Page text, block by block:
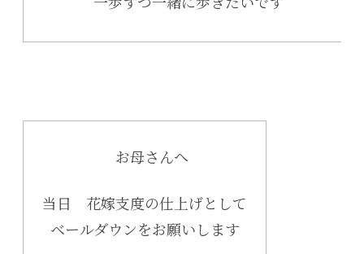
お母さんへ
当日 花嫁支度の仕上げとして
ベールダウンをお願いします